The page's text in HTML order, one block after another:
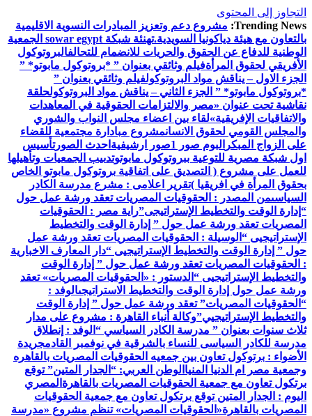
التجاوز إلى المحتوى
Trending News: مشروع دعم وتعزيز المبادرات النسوية الاقليمية
بالتعاون مع هيئة دياكونيا السويدية.
تهنئة شبكة sowar egypt الجمعية
الوطنية للدفاع عن الحقوق والحريات للانضمام للتحالفالبروتوكول
الأفريقي لحقوق المرأةفيلم وثائقي بعنوان ” *بروتوكول مابوتو* ”
الجزء الاول – يناقش مواد البروتوكولفيلم وثائقي بعنوان ”
*بروتوكول مابوتو* ” الجزء الثاني – يناقش مواد البروتوكولحلقة
نقاشية تحت عنوان «مصر والالتزامات الحقوقية في المعاهدات
والاتفاقيات الإفريقية»لقاء بين اعضاء مجلس النواب والشوري
والمجلس القومي لحقوق الانسانمشروع مبادارة مجتمعية للقضاء
على الزواج المبكر البوم صور 1 صور ارشيفية احدث الصورتأسيس
اول شبكة مصرية للتوعية ببروتوكول مابوتوتدىيب الجمعيات وتأهيلها
للعمل على مشروع ( التصديق على اتفاقية بروتوكول مابوتو الخاص
بحقوق المرأة في افريقيا )تقرير اعلامى : مشرع مدرسة الكادر
السياسىمن المصدر : الحقوقيات المصريات تعقد ورشة عمل حول
“إدارة الوقت والتخطيط الإستراتيجى”راية مصر : الحقوقيات
المصريات تعقد ورشة عمل حول ” إدارة الوقت والتخطيط
الإستراتيجيى “ الوسيلة : الحقوقيات المصريات تعقد ورشة عمل
حول ” إدارة الوقت والتخطيط الإستراتيجيى “دار المعارف الاخبارية
: الحقوقيات المصريات تعقد ورشة عمل حول ” إدارة الوقت
والتخطيط الإستراتيجيى “ الدستور : «الحقوقيات المصريات» تعقد
ورشة عمل حول إدارة الوقت والتخطيط الاستراتيجىالوفد :
“الحقوقيات المصريات” تعقد ورشة عمل حول ” إدارة الوقت
والتخطيط الإستراتيجيي”وكالة أنباء القاهرة : مشروع على مدار
ثلاث سنوات بعنوان ” مدرسة الكادر السياسي “ الوفد : إنطلاق
مدرسة للكادر السياسى للنساء بالشرقية في نوفمبر القادمجريدة
الأضواء : برتوكول تعاون بين جمعيه الحقوقيات المصريات بالقاهره
وجمعية مصر ام الدنيا المنيا الوطن العربي: “الجدار المتين” توقع
برتكول تعاون مع جمعية الحقوقيات المصريات بالقاهرة المصري
اليوم : الجدار المتين توقع برتكول تعاون مع جمعية الحقوقيات
المصريات بالقاهرة«الحقوقيات المصريات» تنظم مشروع «مدرسة